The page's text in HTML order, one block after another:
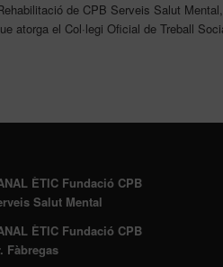
de CPB Serveis Salut
atorga el Col·legi Oficial de Treball
ÈTIC Fundació CPB
Salut Mental
ÈTIC Fundació CPB
Fàbregas